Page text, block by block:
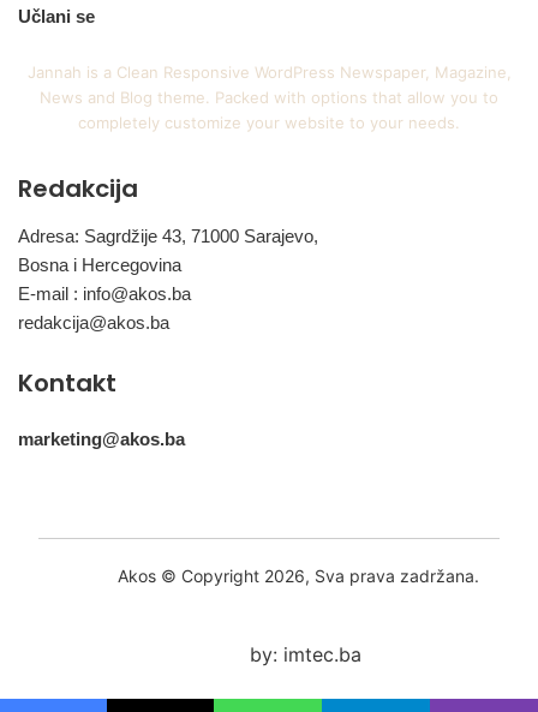
Učlani se
Jannah is a Clean Responsive WordPress Newspaper, Magazine,
News and Blog theme. Packed with options that allow you to
completely customize your website to your needs.
Redakcija
Adresa: Sagrdžije 43, 71000 Sarajevo,
Bosna i Hercegovina
E-mail : info@akos.ba
redakcija@akos.ba
Kontakt
marketing@akos.ba
Akos © Copyright 2026, Sva prava zadržana.
by: imtec.ba